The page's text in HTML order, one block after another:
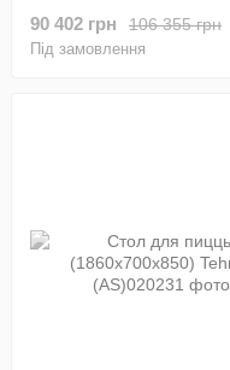
106 355 грн
90 402 грн
Під замовлення